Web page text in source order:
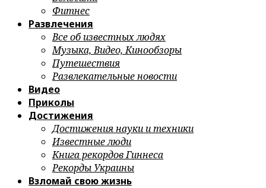
Фитнес
Развлечения
Все об известных людях
Музыка, Видео, Кинообзоры
Путешествия
Развлекательные новости
Видео
Приколы
Достижения
Достижения науки и техники
Известные люди
Книга рекордов Гиннеса
Рекорды Украины
Взломай свою жизнь